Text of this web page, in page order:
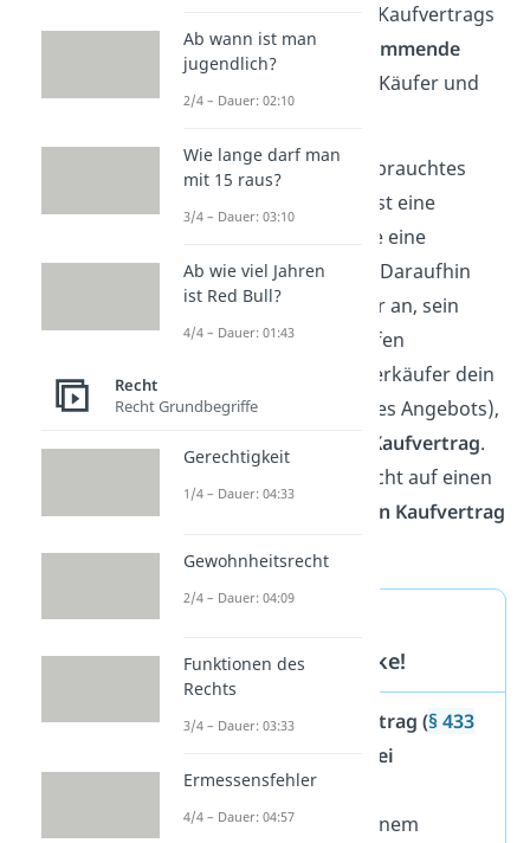
Zustandekommen eines Kaufvertrags
sind also zweiübereinstimmende
von Käufer und
Beispiel:Du willst ein gebrauchtes
Fahrrad kaufen und siehst eine
Anzeige im Internet ohne eine
bestimmte Preisangabe. Daraufhin
bietest du dem Verkäufer an, sein
Fahrrad für 500 € zu kaufen
). Nimmt der Verkäufer dein
Angebot an (
des Angebots),
entsteht ein
wirksamer Kaufvertrag.
Könnt ihr euch jedoch nicht auf einen
Preis einigen, kommt
kein Kaufvertrag
Kaufvertrag — Merke!
Einwirksamer Kaufvertrag (§ 433
zwei
übereinstimmende
Willenserklärungen
, einem
Ab wann ist man
jugendlich?
2/4 – Dauer: 02:10
Wie lange darf man
mit 15 raus?
3/4 – Dauer: 03:10
Ab wie viel Jahren
ist Red Bull?
4/4 – Dauer: 01:43
Recht
Recht Grundbegriffe
Gerechtigkeit
1/4 – Dauer: 04:33
Gewohnheitsrecht
2/4 – Dauer: 04:09
Funktionen des
Rechts
3/4 – Dauer: 03:33
Ermessensfehler
4/4 – Dauer: 04:57